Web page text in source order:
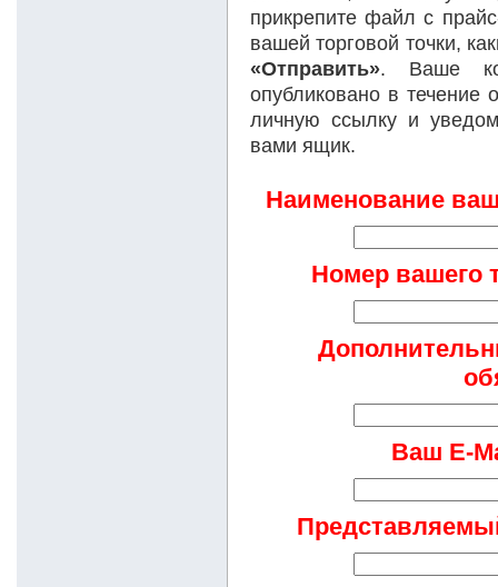
прикрепите файл с
вашей торговой точки,
«Отправить». Ваше
опубликовано в течение
личную ссылку и
вами ящик.
Наименование
Номер вашего
Ваш E-